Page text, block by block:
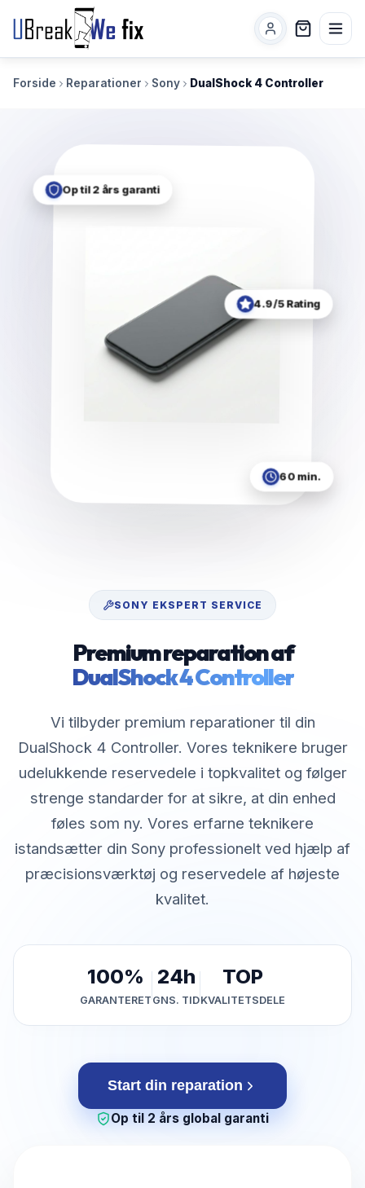
Forside Reparationer Sony DualShock 4 Controller
Op til 2 års garanti
60 min.
4.9/5 Rating
SONY EKSPERT SERVICE
Premium reparation af
DualShock 4 Controller
Vi tilbyder premium reparationer til din
DualShock 4 Controller. Vores teknikere bruger
udelukkende reservedele i topkvalitet og følger
strenge standarder for at sikre, at din enhed
føles som ny. Vores erfarne teknikere
istandsætter din Sony professionelt ved hjælp af
præcisionsværktøj og reservedele af højeste
kvalitet.
100%
GARANTERET
24h
GNS. TID
TOP
KVALITETSDELE
Start din reparation
Op til 2 års global garanti